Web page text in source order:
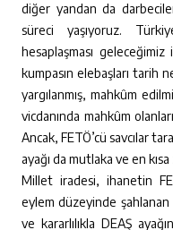
diğer yandan da
süreci yaşıyoruz.
hesaplaşması
kumpasın elebaşları tarih
yargılanmış, mahkûm
vicdanında mahkûm
Ancak, FETÖ’cü savcılar
ayağı da mutlaka ve en kısa
Millet iradesi, ihanetin
eylem düzeyinde şahlanan
ve kararlılıkla DEAŞ